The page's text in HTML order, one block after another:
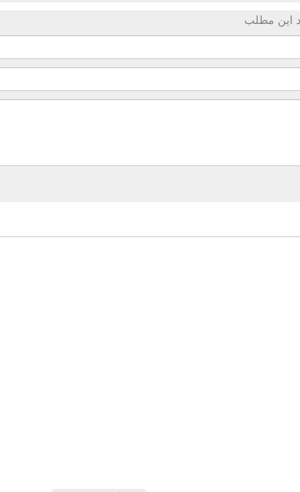
این مطلب